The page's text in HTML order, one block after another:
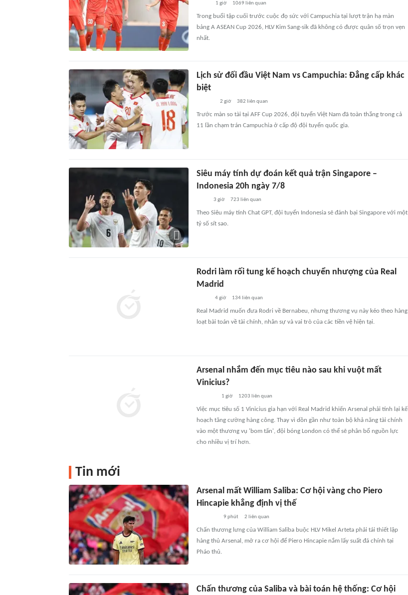
1 giờ 1069 liên quan
Trong buổi tập cuối trước cuộc đọ sức với Campuchia tại lượt trận hạ màn
bảng A ASEAN Cup 2026, HLV Kim Sang-sik đã không có được quân số trọn vẹn
nhất.
Lịch sử đối đầu Việt Nam vs Campuchia: Đẳng cấp khác
biệt
2 giờ 382 liên quan
Trước màn so tài tại AFF Cup 2026, đội tuyển Việt Nam đã toàn thắng trong cả
11 lần chạm trán Campuchia ở cấp độ đội tuyển quốc gia.
Siêu máy tính dự đoán kết quả trận Singapore –
Indonesia 20h ngày 7/8
3 giờ 723 liên quan
Theo Siêu máy tính Chat GPT, đội tuyển Indonesia sẽ đánh bại Singapore với một
tỷ số sít sao.
Rodri làm rối tung kế hoạch chuyển nhượng của Real
Madrid
4 giờ 134liên quan
Real Madrid muốn đưa Rodri về Bernabeu, nhưng thương vụ này kéo theo hàng
loạt bài toán về tài chính, nhân sự và vai trò của các tiền vệ hiện tại.
Arsenal nhắm đến mục tiêu nào sau khi vuột mất
Vinicius?
1 giờ 1203 liên quan
Việc mục tiêu số 1 Vinicius gia hạn với Real Madrid khiến Arsenal phải tính lại kế
hoạch tăng cường hàng công. Thay vì dồn gần như toàn bộ khả năng tài chính
vào một thương vụ 'bom tấn', đội bóng London có thể sẽ phân bổ nguồn lực
cho nhiều vị trí hơn.
Tin mới
Arsenal mất William Saliba: Cơ hội vàng cho Piero
Hincapie khẳng định vị thế
9 phút 2 liên quan
Chấn thương lưng của William Saliba buộc HLV Mikel Arteta phải tái thiết lập
hàng thủ Arsenal, mở ra cơ hội để Piero Hincapie nắm lấy suất đá chính tại
Pháo thủ.
Chấn thương của Saliba và bài toán hệ thống: Cơ hội